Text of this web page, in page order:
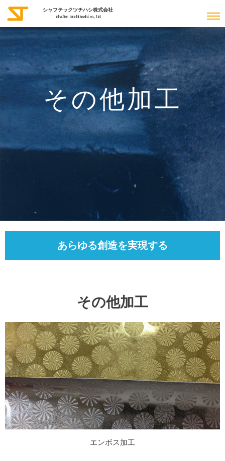
シャフテックツチハシ株式会社
schaftec tsuchihashi co., ltd
その他加工
あらゆる創造を実現する
その他加工
エンボス加工